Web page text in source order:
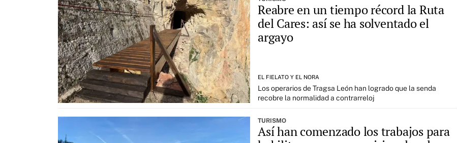
Reabre en un tiempo récord la Ruta
del Cares: así se ha solventado el
argayo
EL FIELATO Y EL NORA
Los operarios de Tragsa León han logrado que la senda
recobre la normalidad a contrarreloj
TURISMO
Así han comenzado los trabajos para